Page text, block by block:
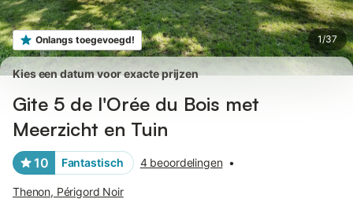
1/37
Onlangs toegevoegd!
Kies een datum voor exacte prijzen
Gite 5 de l'Orée du Bois met
Meerzicht en Tuin
10 Fantastisch 4 beoordelingen •
Thenon, Périgord Noir